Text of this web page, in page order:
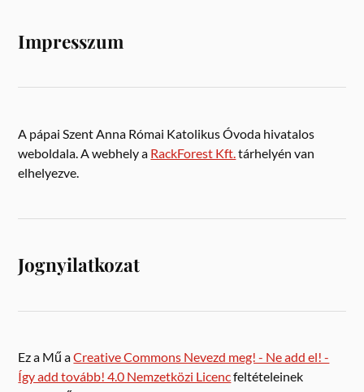
Impresszum
A pápai Szent Anna Római Katolikus Óvoda hivatalos
weboldala. A webhely a RackForest Kft. tárhelyén van
elhelyezve.
Jognyilatkozat
Ez a Mű aCreative Commons Nevezd meg! - Ne add el! -
Így add tovább! 4.0 Nemzetközi Licencfeltételeinek